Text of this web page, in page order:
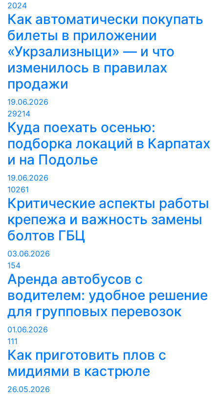
2024
Как автоматически покупать
билеты в приложении
«Укрзализныци» — и что
изменилось в правилах
продажи
19.06.2026
29214
Куда поехать осенью:
подборка локаций в Карпатах
и на Подолье
19.06.2026
10261
Критические аспекты работы
крепежа и важность замены
болтов ГБЦ
03.06.2026
154
Аренда автобусов с
водителем: удобное решение
для групповых перевозок
01.06.2026
111
Как приготовить плов с
мидиями в кастрюле
26.05.2026